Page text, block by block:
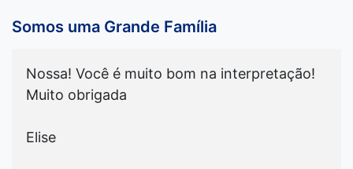
Somos uma Grande Família
Nossa! Você é muito bom na interpretação!
Muito obrigada
Elise